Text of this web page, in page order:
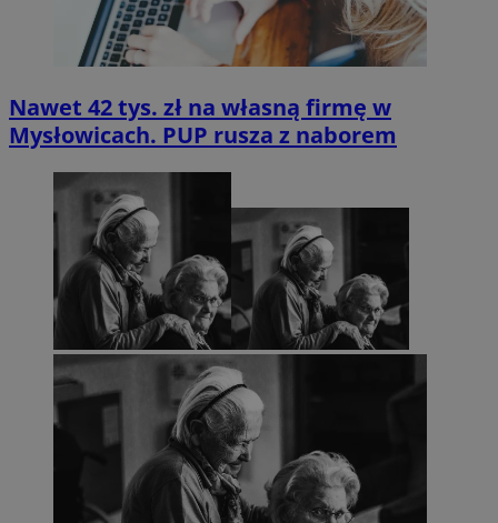
Nawet 42 tys. zł na własną firmę w
Mysłowicach. PUP rusza z naborem